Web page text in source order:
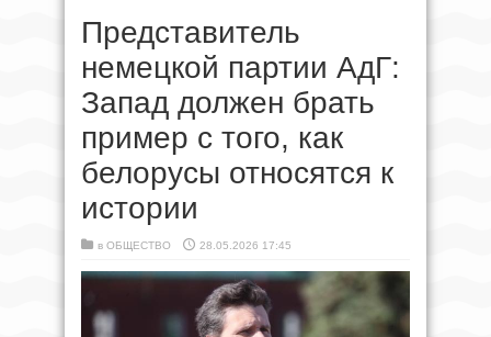
Представитель
немецкой партии АдГ:
Запад должен брать
пример с того, как
белорусы относятся к
истории
в ОБЩЕСТВО 28.05.2026 17:45